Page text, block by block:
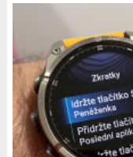
Jak používat
Garmin a k čemu
8 vs. FR 255